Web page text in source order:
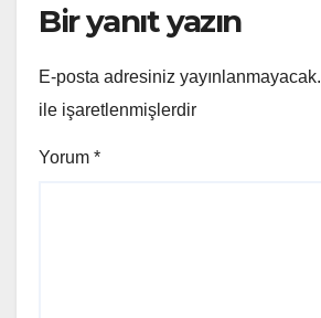
Bir yanıt yazın
E-posta adresiniz yayınlanmayacak.
ile işaretlenmişlerdir
Yorum *